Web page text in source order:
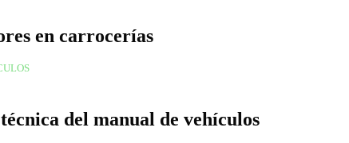
en carrocerías
del manual de vehículos